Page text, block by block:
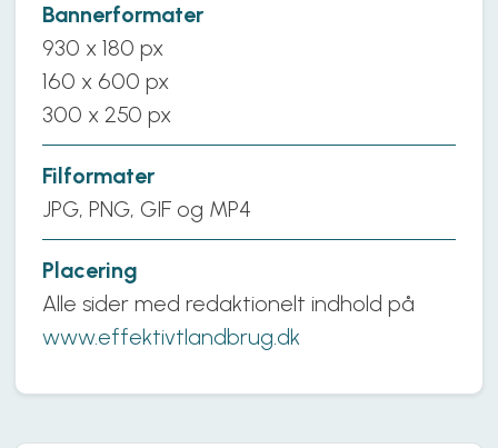
Bannerformater
930 x 180 px
160 x 600 px
300 x 250 px
Filformater
JPG, PNG, GIF og MP4
Placering
Alle sider med redaktionelt indhold på
www.effektivtlandbrug.dk